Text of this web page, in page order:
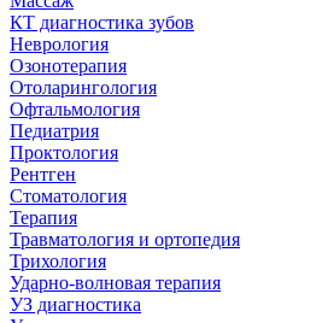
КТ диагностика зубов
Неврология
Озонотерапия
Отоларингология
Офтальмология
Педиатрия
Проктология
Рентген
Стоматология
Терапия
Травматология и ортопедия
Трихология
Ударно-волновая терапия
УЗ диагностика